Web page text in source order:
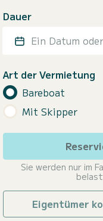
Dauer
Art der Vermietung
Bareboat
Mit Skipper
Sie werden nur im
Eigentümer